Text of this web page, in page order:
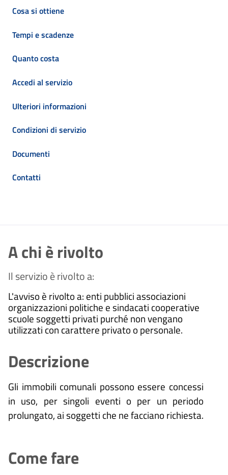
Cosa si ottiene
Tempi e scadenze
Quanto costa
Accedi al servizio
Ulteriori informazioni
Condizioni di servizio
Documenti
Contatti
A chi è rivolto
Il servizio è rivolto a:
L'avviso è rivolto a: enti pubblici associazioni
organizzazioni politiche e sindacati cooperative
scuole soggetti privati purché non vengano
utilizzati con carattere privato o personale.
Descrizione
Gli immobili comunali possono essere concessi
in uso, per singoli eventi o per un periodo
prolungato, ai soggetti che ne facciano richiesta.
Come fare